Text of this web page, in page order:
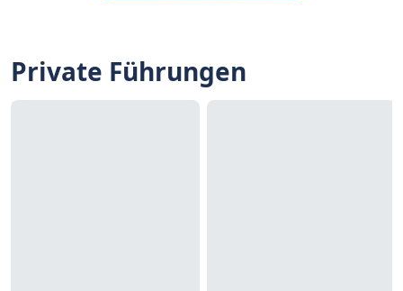
Private Führungen